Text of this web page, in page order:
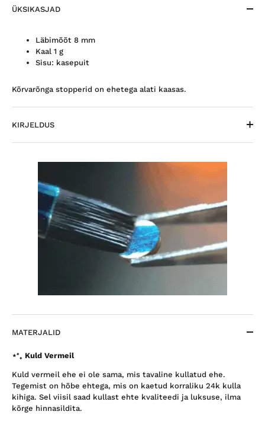
ÜKSIKASJAD
Läbimõõt 8 mm
Kaal 1 g
Sisu: kasepuit
Kõrvarõnga stopperid on ehetega alati kaasas.
KIRJELDUS
MATERJALID
⋆⁺₊ Kuld Vermeil
Kuld vermeil ehe ei ole sama, mis tavaline kullatud ehe.
Tegemist on hõbe ehtega, mis on kaetud korraliku 24k kulla
kihiga. Sel viisil saad kullast ehte kvaliteedi ja luksuse, ilma
kõrge hinnasildita.